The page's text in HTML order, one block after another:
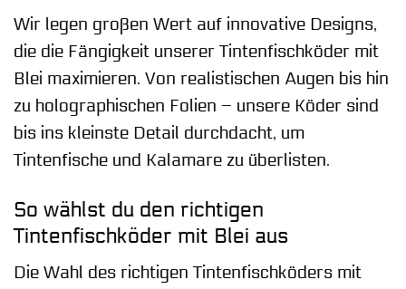
Wir legen großen Wert auf innovative Designs,
die die Fängigkeit unserer Tintenfischköder mit
Blei maximieren. Von realistischen Augen bis hin
zu holographischen Folien – unsere Köder sind
bis ins kleinste Detail durchdacht, um
Tintenfische und Kalamare zu überlisten.
So wählst du den richtigen
Tintenfischköder mit Blei aus
Die Wahl des richtigen Tintenfischköders mit